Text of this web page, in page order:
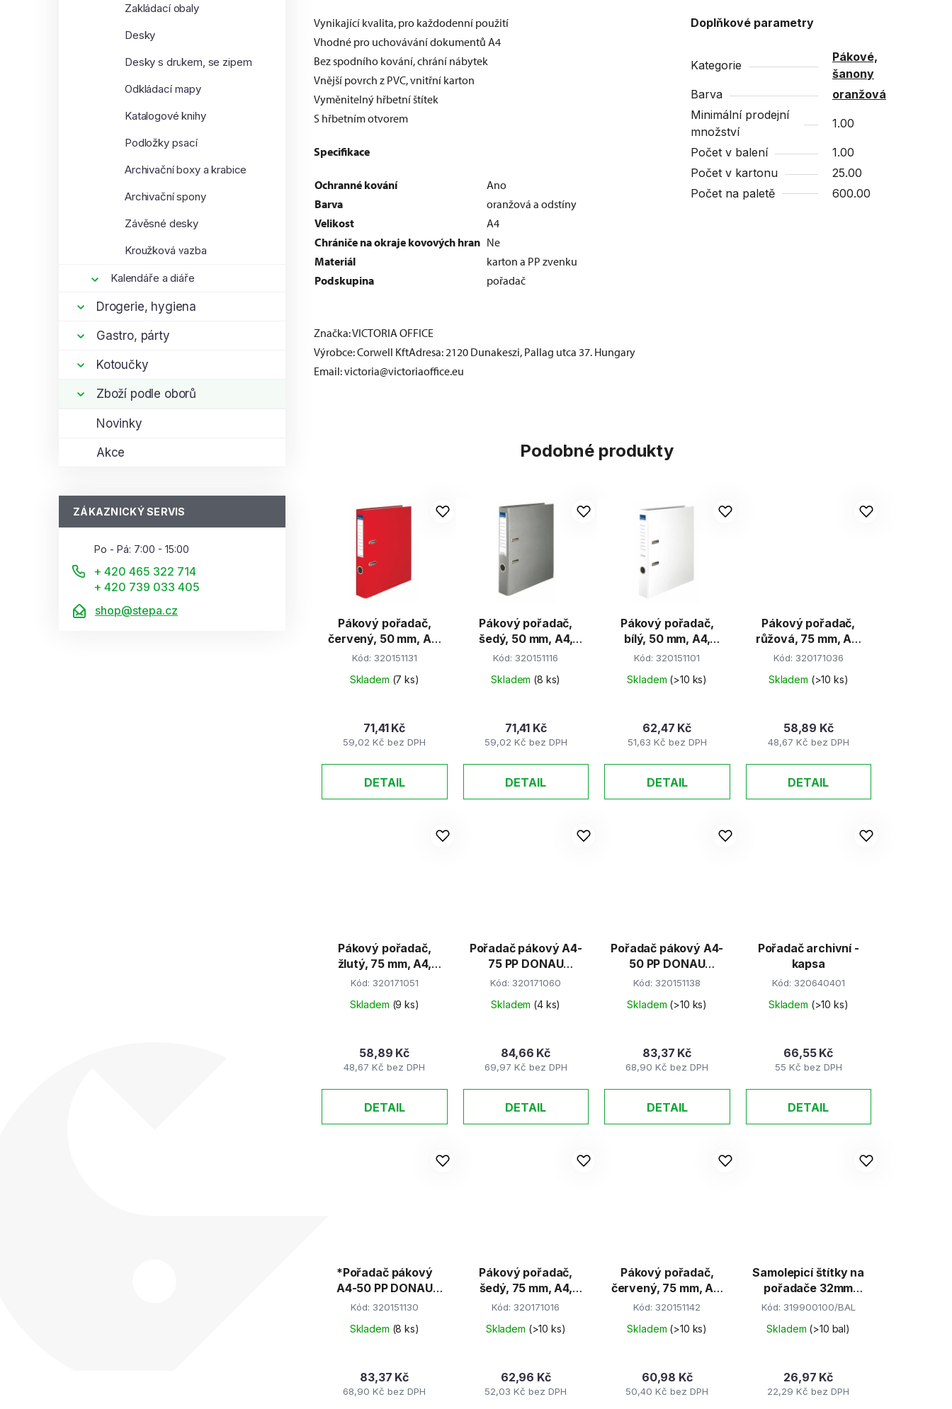
Zakládací obaly
Desky
Desky s drukem, se zipem
Odkládací mapy
Katalogové knihy
Podložky psací
Archivační boxy a krabice
Archivační spony
Závěsné desky
Kroužková vazba
Kalendáře a diáře
Drogerie, hygiena
Gastro, párty
Kotoučky
Zboží podle oborů
Novinky
Akce
ZÁKAZNICKÝ SERVIS
Po - Pá: 7:00 - 15:00
+ 420 465 322 714
+ 420 739 033 405
shop@stepa.cz
Vynikající kvalita, pro každodenní použití
Vhodné pro uchovávání dokumentů A4
Bez spodního kování, chrání nábytek
Vnější povrch z PVC, vnitřní karton
Vyměnitelný hřbetní štítek
S hřbetním otvorem
Specifikace
Ochranné kování
Ano
Barva
oranžová a odstíny
Velikost
A4
Chrániče na okraje kovových hran Ne
Materiál
karton a PP zvenku
Podskupina
pořadač
Značka: VICTORIA OFFICE
Výrobce: Corwell KftAdresa: 2120 Dunakeszi, Pallag utca 37. Hungary
Email: victoria@victoriaoffice.eu
Doplňkové parametry
Kategorie
Pákové,
šanony
Barva
oranžová
Minimální prodejní
množství
1.00
Počet v balení
1.00
Počet v kartonu
25.00
Počet na paletě
600.00
Podobné produkty
Pákový pořadač,
červený, 50 mm, A4,
PP/karton, VICTORIA
Kód: 320151131
Skladem (7 ks)
59,02 Kč bez DPH
71,41 Kč
DETAIL
Pákový pořadač,
šedý, 50 mm, A4,
PP/karton, VICTORIA
Kód:320151116
Skladem (8 ks)
59,02 Kč bez DPH
71,41 Kč
DETAIL
Pákový pořadač,
bílý, 50 mm, A4,
PP/karton, VICTORIA
Kód:320151101
Skladem (>10 ks)
51,63 Kč bez DPH
62,47 Kč
DETAIL
Pákový pořadač,
růžová, 75 mm, A4,
PP/karton, VICTORIA
Kód: 320171036
Skladem (>10 ks)
48,67 Kč bez DPH
58,89 Kč
DETAIL
Pákový pořadač,
žlutý, 75 mm, A4,
PP/karton, VICTORIA
Kód: 320171051
Skladem (9 ks)
48,67 Kč bez DPH
58,89 Kč
DETAIL
Pořadač pákový A4-
75 PP DONAU
oranžový
Kód:320171060
Skladem (4 ks)
69,97 Kč bez DPH
84,66 Kč
DETAIL
Pořadač pákový A4-
50 PP DONAU
růžový
Kód:320151138
Skladem (>10 ks)
68,90 Kč bez DPH
83,37 Kč
DETAIL
Pořadač archivní -
kapsa
Kód: 320640401
Skladem (>10 ks)
55 Kč bez DPH
66,55 Kč
DETAIL
*Pořadač pákový
A4-50 PP DONAU
červený
Kód: 320151130
Skladem (8 ks)
68,90 Kč bez DPH
83,37 Kč
Pákový pořadač,
šedý, 75 mm, A4,
PP/karton, VICTORIA
Kód:320171016
Skladem (>10 ks)
52,03 Kč bez DPH
62,96 Kč
Pákový pořadač,
červený, 75 mm, A4,
PP/karton, VICTORIA
Kód:320151142
Skladem (>10 ks)
50,40 Kč bez DPH
60,98 Kč
Samolepicí štítky na
pořadače 32mm
(9ks)
Kód: 319900100/BAL
Skladem (>10 bal)
22,29 Kč bez DPH
26,97 Kč